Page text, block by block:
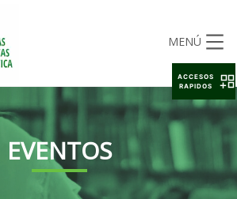
MENÚ
EVENTOS
ACCESOS
RAPIDOS